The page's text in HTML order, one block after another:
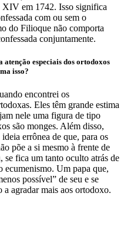
XIV em 1742. Isso significa
com ou sem o
do Filioque não comporta
conjuntamente.
especiais dos ortodoxos
isso?
encontrei os
Eles têm grande estima
nele uma figura de tipo
são monges. Além disso,
errônea de que, para os
põe a si mesmo à frente de
se fica um tanto oculto atrás de
ecumenismo. Um papa que,
possível” de seu e se
a agradar mais aos ortodoxo.